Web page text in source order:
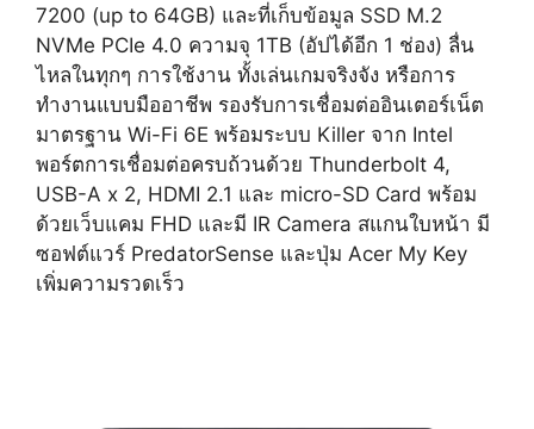
7200 (up to 64GB) และที่เก็บข้อมูล SSD M.2
NVMe PCIe 4.0 ความจุ 1TB (อัปได้อีก 1 ช่อง) ลื่น
ไหลในทุกๆ การใช้งาน ทั้งเล่นเกมจริงจัง หรือการ
ทำงานแบบมืออาชีพ รองรับการเชื่อมต่ออินเตอร์เน็ต
มาตรฐาน Wi-Fi 6E พร้อมระบบ Killer จาก Intel
พอร์ตการเชื่อมต่อครบถ้วนด้วย Thunderbolt 4,
USB-A x 2, HDMI 2.1 และ micro-SD Card พร้อม
ด้วยเว็บแคม FHD และมี IR Camera สแกนใบหน้า มี
ซอฟต์แวร์ PredatorSense และปุ่ม Acer My Key
เพิ่มความรวดเร็ว